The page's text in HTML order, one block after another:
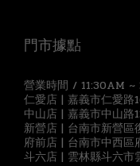
門市據點
營業時間 / 11:30AM ~
仁愛店 | 嘉義市仁愛路
中山店 | 嘉義市中山路
新營店 | 台南市新營區
府前店 | 台南市中西區
斗六店 | 雲林縣斗六市